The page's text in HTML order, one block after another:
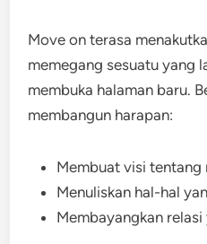
Move on terasa
memegang sesuatu yang
membuka halaman baru.
membangun harapan:
Membuat visi tentang
Menuliskan hal-hal
Membayangkan